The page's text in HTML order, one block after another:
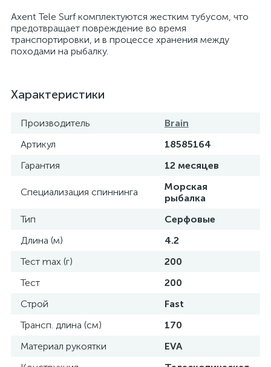
Axent Tele Surf комплектуются жестким тубусом, что
предотвращает повреждение во время
транспортировки, и в процессе хранения между
походами на рыбалку.
Характеристики
Производитель
Brain
Артикул
18585164
Гарантия
12 месяцев
Специализация спиннинга
Морская
рыбалка
Тип
Серфовые
Длина (м)
4.2
Тест max (г)
200
Тест
200
Строй
Fast
Трансп. длина (см)
170
Материал рукоятки
EVA